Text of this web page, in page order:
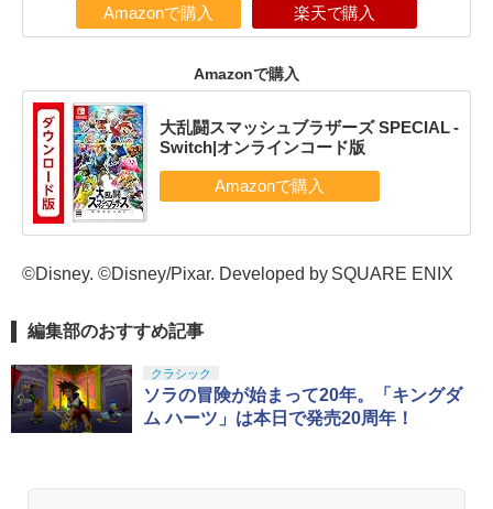
Amazonで購入 楽天で購入
Amazonで購入
大乱闘スマッシュブラザーズ SPECIAL -
Switch|オンラインコード版
©Disney. ©Disney/Pixar. Developed by SQUARE ENIX
編集部のおすすめ記事
クラシック
ソラの冒険が始まって20年。「キングダ
ム ハーツ」は本日で発売20周年！